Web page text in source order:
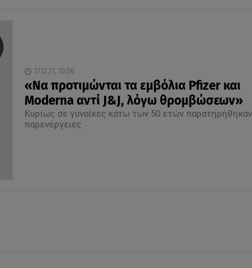
17.12.21, 10:06
«Να προτιμώνται τα εμβόλια Pfizer και
Moderna αντί J&J, λόγω θρομβώσεων»
Κυρίως σε γυναίκες κάτω των 50 ετών
παρενέργειες